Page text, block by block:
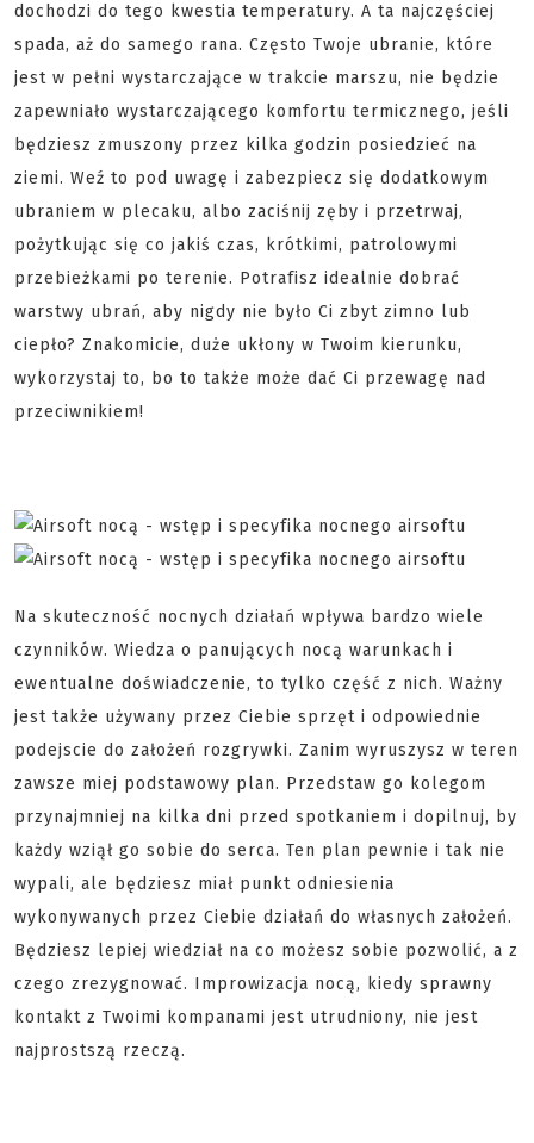
dochodzi do tego kwestia temperatury. A ta najczęściej
spada, aż do samego rana. Często Twoje ubranie, które
jest w pełni wystarczające w trakcie marszu, nie będzie
zapewniało wystarczającego komfortu termicznego, jeśli
będziesz zmuszony przez kilka godzin posiedzieć na
ziemi. Weź to pod uwagę i zabezpiecz się dodatkowym
ubraniem w plecaku, albo zaciśnij zęby i przetrwaj,
pożytkując się co jakiś czas, krótkimi, patrolowymi
przebieżkami po terenie. Potrafisz idealnie dobrać
warstwy ubrań, aby nigdy nie było Ci zbyt zimno lub
ciepło? Znakomicie, duże ukłony w Twoim kierunku,
wykorzystaj to, bo to także może dać Ci przewagę nad
przeciwnikiem!
Na skuteczność nocnych działań wpływa bardzo wiele
czynników. Wiedza o panujących nocą warunkach i
ewentualne doświadczenie, to tylko część z nich. Ważny
jest także używany przez Ciebie sprzęt i odpowiednie
podejscie do założeń rozgrywki. Zanim wyruszysz w teren
zawsze miej podstawowy plan. Przedstaw go kolegom
przynajmniej na kilka dni przed spotkaniem i dopilnuj, by
każdy wziął go sobie do serca. Ten plan pewnie i tak nie
wypali, ale będziesz miał punkt odniesienia
wykonywanych przez Ciebie działań do własnych założeń.
Będziesz lepiej wiedział na co możesz sobie pozwolić, a z
czego zrezygnować. Improwizacja nocą, kiedy sprawny
kontakt z Twoimi kompanami jest utrudniony, nie jest
najprostszą rzeczą.